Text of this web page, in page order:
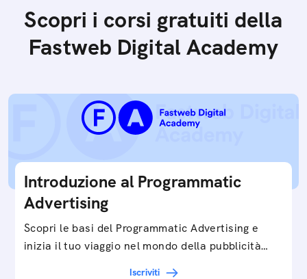
Scopri i corsi gratuiti della
Fastweb Digital Academy
Introduzione al Programmatic
Advertising
Scopri le basi del Programmatic Advertising e
inizia il tuo viaggio nel mondo della pubblicità
Iscriviti